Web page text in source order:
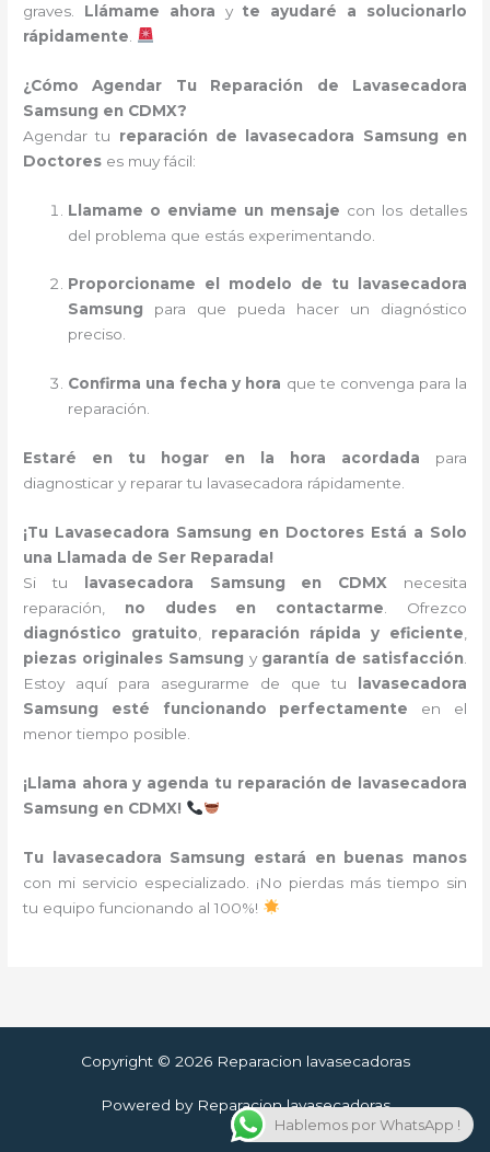
graves. Llámame ahora y te ayudaré a solucionarlo
rápidamente
¿Cómo Agendar Tu Reparación de Lavasecadora
Samsung en CDMX?
Agendar tu reparación de lavasecadora Samsung en
Doctores es muy fácil:
Llamame o enviame un mensaje con los detalles
del problema que estás experimentando.
Proporcioname el modelo de tu lavasecadora
Samsung para que pueda hacer un diagnóstico
preciso.
Confirma una fecha y hora que te convenga para la
reparación.
Estaré en tu hogar en la hora acordada para
diagnosticar y reparar tu lavasecadora rápidamente.
¡Tu Lavasecadora Samsung en Doctores Está a Solo
una Llamada de Ser Reparada!
Si tu
lavasecadora Samsung en CDMX necesita
reparación, no dudes en contactarme . Ofrezco
diagnóstico gratuito
reparación rápida y eficiente
piezas originales Samsung y garantía de satisfacción
Estoy aquí para asegurarme de que tu
lavasecadora
Samsung esté funcionando perfectamente en el
menor tiempo posible.
¡Llama ahora y agenda tu reparación de lavasecadora
Samsung en CDMX!
Tu lavasecadora Samsung estará en buenas manos
con mi servicio especializado. ¡No pierdas más tiempo sin
tu equipo funcionando al 100%!
Copyright © 2026 Reparacion lavasecadoras
Powered by Reparacion lavasecadoras
Hablemos por WhatsApp !